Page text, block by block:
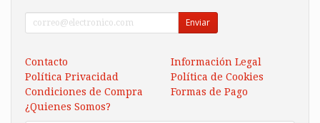
Enviar
Contacto
Información Legal
Política Privacidad
Política de Cookies
Condiciones de Compra
Formas de Pago
¿Quienes Somos?